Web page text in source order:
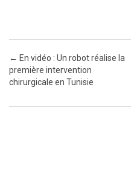
Post navigation
← En vidéo : Un robot réalise la
première intervention
chirurgicale en Tunisie